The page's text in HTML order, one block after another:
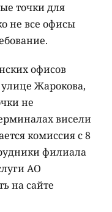
точки для
не все офисы
офисов
Жарокова,
не
висели
комиссия с 8
филиала
АО
на сайте